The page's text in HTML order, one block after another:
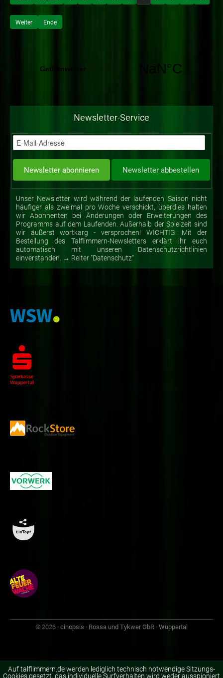
Weiter Ende
Newsletter-Service
Unser Newsletter wird während der laufenden Saison nicht
häufiger als zweimal pro Woche verschickt, überdies halten
wir Abonnenten bei Änderungen oder Erweiterungen des
Programms auf dem Laufenden. Außerhalb der Spielzeit sind
wir äußerst wortkarg - versprochen! WICHTIG: Mit der
Bestellung des Talflimmern-Newsletters erklärt ihr euch
automatisch mit unseren Datenschutzrichtlinien
einverstanden. → Reiter "Datenschutz"
© 2026 · cinopsis · Rossa und Tykwer GbR · Wuppertal
Auf talflimmern.de werden lediglich technisch notwendige Sitzungs-
Cookies gesetzt, das individuelle Surfverhalten wird weder ausspioniert